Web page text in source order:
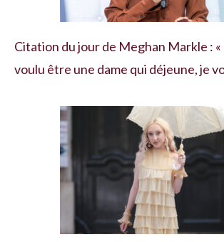
Citation du jour de Meghan Markle : «
voulu être une dame qui déjeune, je